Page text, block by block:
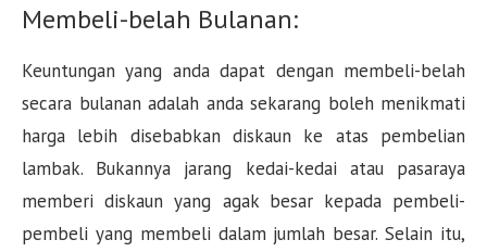
Membeli-belah Bulanan:
Keuntungan yang anda dapat dengan membeli-belah
secara bulanan adalah anda sekarang boleh menikmati
harga lebih disebabkan diskaun ke atas pembelian
lambak. Bukannya jarang kedai-kedai atau pasaraya
memberi diskaun yang agak besar kepada pembeli-
pembeli yang membeli dalam jumlah besar. Selain itu,